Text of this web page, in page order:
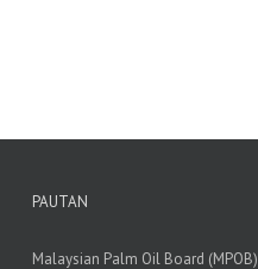
PAUTAN
Malaysian Palm Oil Board (MPOB)